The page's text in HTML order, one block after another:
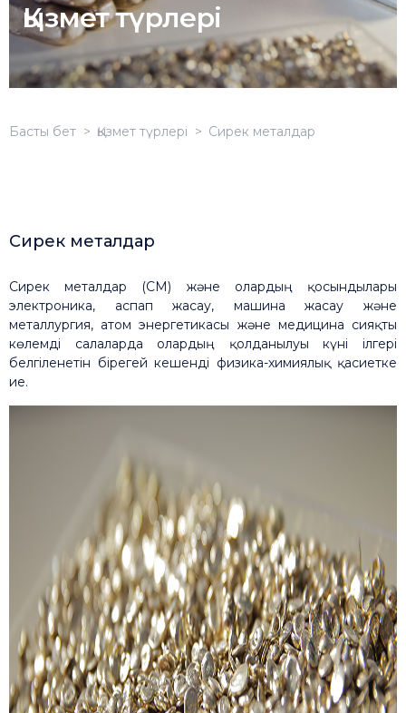
Қызмет түрлері
Басты бет Қызмет түрлері Сирек металдар
Сирек металдар
Сирек металдар (СМ) және олардың қосындылары
электроника, аспап жасау, машина жасау және
металлургия, атом энергетикасы және медицина сияқты
көлемді салаларда олардың қолданылуы күні ілгері
белгіленетін бірегей кешенді физика-химиялық қасиетке
ие.